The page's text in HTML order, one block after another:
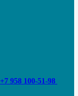
+7 958 100-51-98